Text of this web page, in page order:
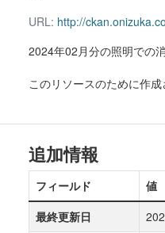
URL: http://ckan.onizuka.co.jp/dataset/c5e02af8-e437-4c59-9f79-
2024年02月分の照明での
このリソースのために作
追加情報
フィールド
値
最終更新日